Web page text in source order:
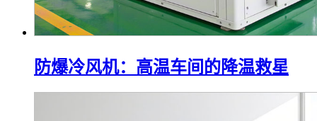
防爆冷风机：高温车间的降温救星